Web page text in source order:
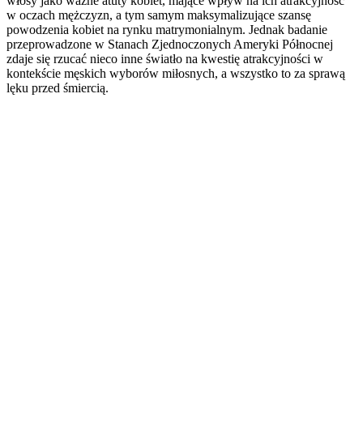
w oczach mężczyzn, a tym samym maksymalizujące szansę
powodzenia kobiet na rynku matrymonialnym. Jednak badanie
przeprowadzone w Stanach Zjednoczonych Ameryki Północnej
zdaje się rzucać nieco inne światło na kwestię atrakcyjności w
kontekście męskich wyborów miłosnych, a wszystko to za sprawą
lęku przed śmiercią.